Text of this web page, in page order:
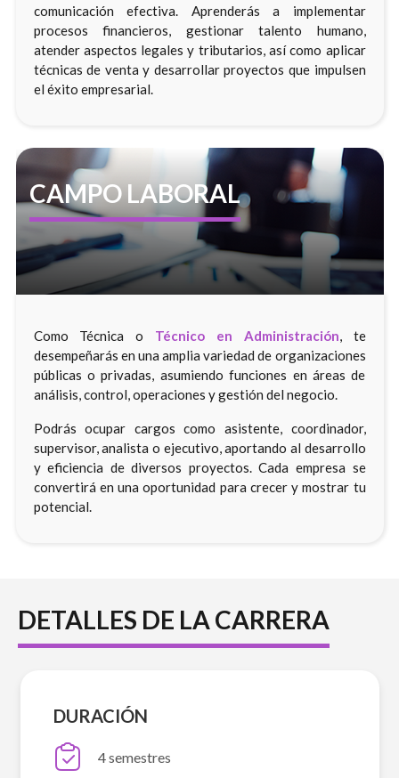
comunicación efectiva. Aprenderás a implementar
procesos financieros, gestionar talento humano,
atender aspectos legales y tributarios, así como aplicar
técnicas de venta y desarrollar proyectos que impulsen
el éxito empresarial.
CAMPO LABORAL
Como Técnica o Técnico en Administración, te
desempeñarás en una amplia variedad de organizaciones
públicas o privadas, asumiendo funciones en áreas de
análisis, control, operaciones y gestión del negocio.
Podrás ocupar cargos como asistente, coordinador,
supervisor, analista o ejecutivo, aportando al desarrollo
y eficiencia de diversos proyectos. Cada empresa se
convertirá en una oportunidad para crecer y mostrar tu
potencial.
DETALLES DE LA CARRERA
DURACIÓN
4 semestres